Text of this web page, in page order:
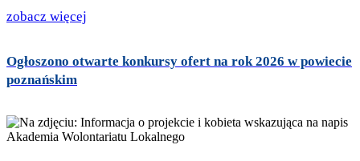
zobacz więcej
Ogłoszono otwarte konkursy ofert na rok 2026 w powiecie
poznańskim